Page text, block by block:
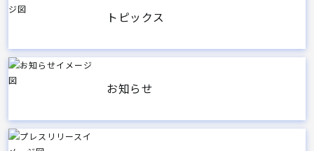
トピックス
お知らせ